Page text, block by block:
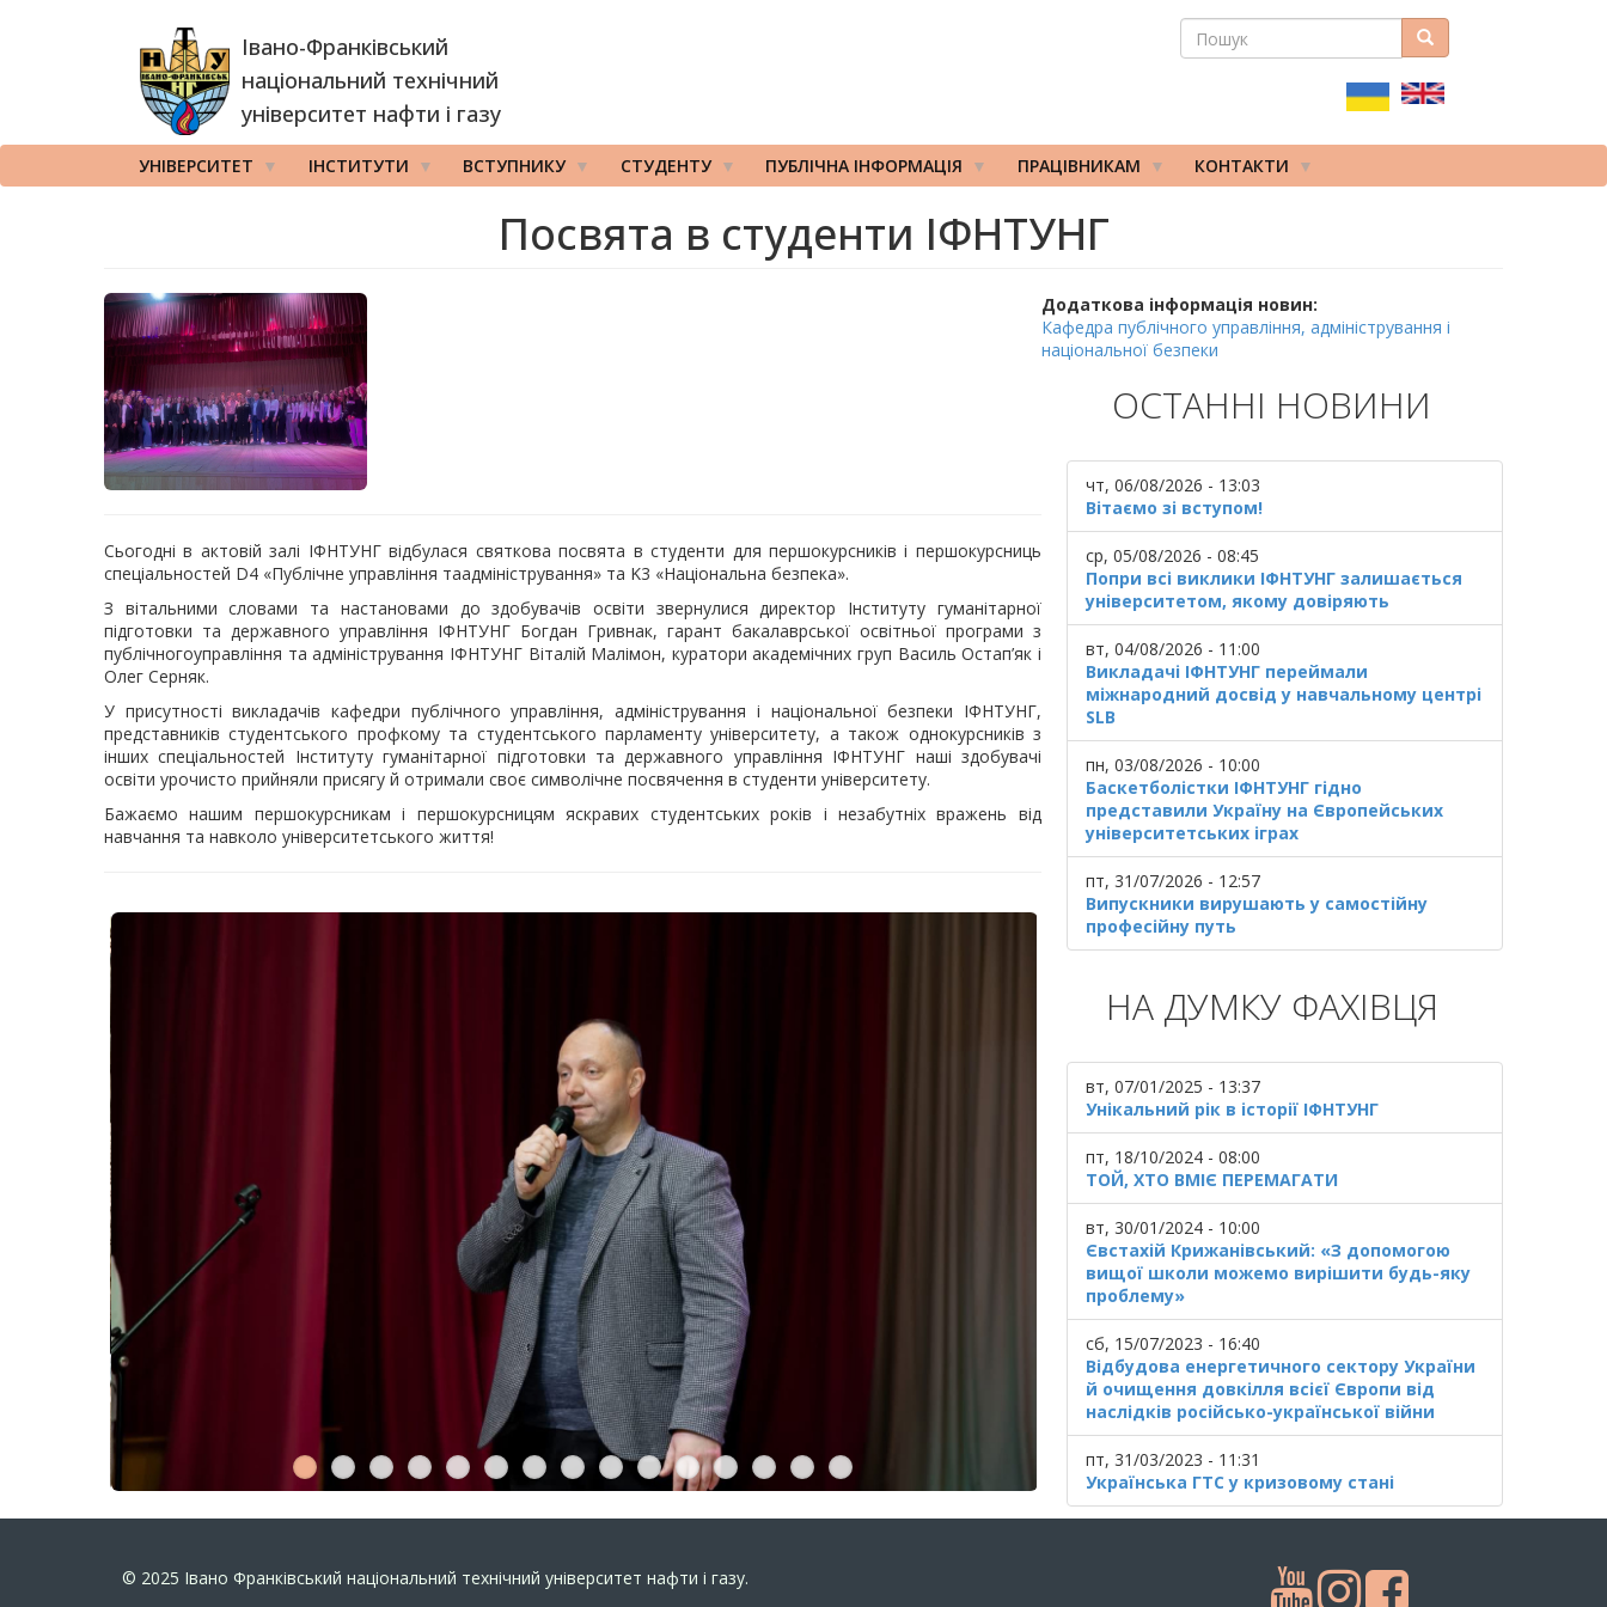
Івано-Франківський
національний технічний
університет нафти і газу
ПОШУКОВА
ПОШУК Пошук
УНІВЕРСИТЕТ ІНСТИТУТИ ВСТУПНИКУ СТУДЕНТУ ПУБЛІЧНА ІНФОРМАЦІЯ ПРАЦІВНИКАМ КОНТАКТИ
Посвята в студенти ІФНТУНГ
Сьогодні в актовій залі ІФНТУНГ відбулася святкова посвята в студенти для першокурсників і першокурсниць
спеціальностей D4 «Публічне управління таадміністрування» та K3 «Національна безпека».
З вітальними словами та настановами до здобувачів освіти звернулися директор Інституту гуманітарної
підготовки та державного управління ІФНТУНГ Богдан Гривнак, гарант бакалаврської освітньої програми з
публічногоуправління та адміністрування ІФНТУНГ Віталій Малімон, куратори академічних груп Василь Остап’як і
Олег Серняк.
У присутності викладачів кафедри публічного управління, адміністрування і національної безпеки ІФНТУНГ,
представників студентського профкому та студентського парламенту університету, а також однокурсників з
інших спеціальностей Інституту гуманітарної підготовки та державного управління ІФНТУНГ наші здобувачі
освіти урочисто прийняли присягу й отримали своє символічне посвячення в студенти університету.
Бажаємо нашим першокурсникам і першокурсницям яскравих студентських років і незабутніх вражень від
навчання та навколо університетського життя!
Додаткова інформація новин:
Кафедра публічного управління, адміністрування і
національної безпеки
ОСТАННІ НОВИНИ
чт, 06/08/2026 - 13:03
Вітаємо зі вступом!
ср, 05/08/2026 - 08:45
Попри всі виклики ІФНТУНГ залишається
університетом, якому довіряють
вт, 04/08/2026 - 11:00
Викладачі ІФНТУНГ переймали
міжнародний досвід у навчальному центрі
SLB
пн, 03/08/2026 - 10:00
Баскетболістки ІФНТУНГ гідно
представили Україну на Європейських
університетських іграх
пт, 31/07/2026 - 12:57
Випускники вирушають у самостійну
професійну путь
НА ДУМКУ ФАХІВЦЯ
вт, 07/01/2025 - 13:37
Унікальний рік в історії ІФНТУНГ
пт, 18/10/2024 - 08:00
ТОЙ, ХТО ВМІЄ ПЕРЕМАГАТИ
вт, 30/01/2024 - 10:00
Євстахій Крижанівський: «З допомогою
вищої школи можемо вирішити будь-яку
проблему»
сб, 15/07/2023 - 16:40
Відбудова енергетичного сектору України
й очищення довкілля всієї Європи від
наслідків російсько-української війни
пт, 31/03/2023 - 11:31
Українська ГТС у кризовому стані
© 2025 Івано Франківський національний технічний університет нафти і газу.